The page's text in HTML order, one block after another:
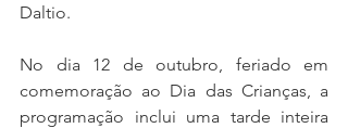
Daltio.
No dia 12 de outubro, feriado em
comemoração ao Dia das Crianças, a
programação inclui uma tarde inteira